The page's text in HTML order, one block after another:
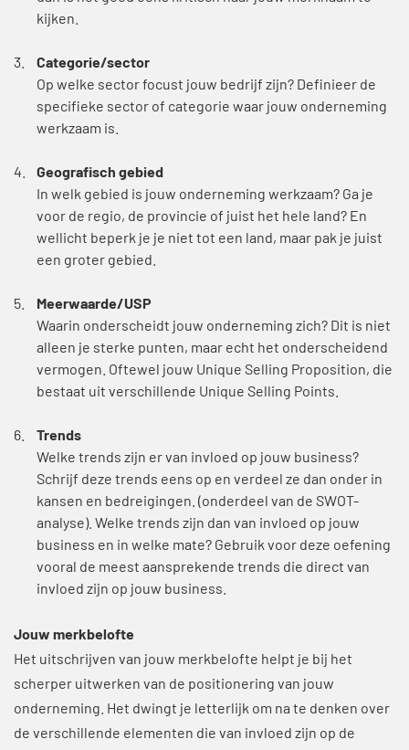
kijken.
Categorie/sector
Op welke sector focust jouw bedrijf zijn? Definieer de
specifieke sector of categorie waar jouw onderneming
werkzaam is.
Geografisch gebied
In welk gebied is jouw onderneming werkzaam? Ga je
voor de regio, de provincie of juist het hele land? En
wellicht beperk je je niet tot een land, maar pak je juist
een groter gebied.
Meerwaarde/USP
Waarin onderscheidt jouw onderneming zich? Dit is niet
alleen je sterke punten, maar echt het onderscheidend
vermogen. Oftewel jouw Unique Selling Proposition, die
bestaat uit verschillende Unique Selling Points.
Trends
Welke trends zijn er van invloed op jouw business?
Schrijf deze trends eens op en verdeel ze dan onder in
kansen en bedreigingen. (onderdeel van de SWOT-
analyse). Welke trends zijn dan van invloed op jouw
business en in welke mate? Gebruik voor deze oefening
vooral de meest aansprekende trends die direct van
invloed zijn op jouw business.
Jouw merkbelofte
Het uitschrijven van jouw merkbelofte helpt je bij het
scherper uitwerken van de positionering van jouw
onderneming. Het dwingt je letterlijk om na te denken over
de verschillende elementen die van invloed zijn op de